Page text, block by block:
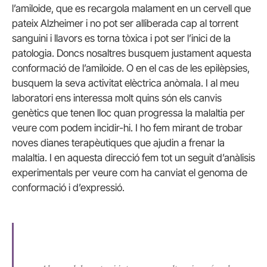
l’amiloide, que es recargola malament en un cervell que
pateix Alzheimer i no pot ser alliberada cap al torrent
sanguini i llavors es torna tòxica i pot ser l’inici de la
patologia. Doncs nosaltres busquem justament aquesta
conformació de l’amiloide. O en el cas de les epilèpsies,
busquem la seva activitat elèctrica anòmala. I al meu
laboratori ens interessa molt quins són els canvis
genètics que tenen lloc quan progressa la malaltia per
veure com podem incidir-hi. I ho fem mirant de trobar
noves dianes terapèutiques que ajudin a frenar la
malaltia. I en aquesta direcció fem tot un seguit d’anàlisis
experimentals per veure com ha canviat el genoma de
conformació i d’expressió.